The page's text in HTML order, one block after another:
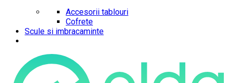
Accesorii tablouri
Cofrete
Scule si imbracaminte